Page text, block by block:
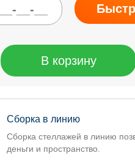
В корзину
Сборка в линию
Сборка стеллажей в линию
деньги и пространство.